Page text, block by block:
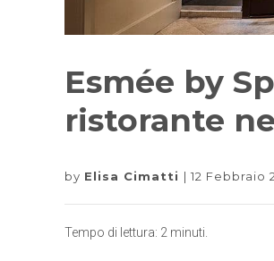
Esmée by
ristorante
by Elisa Cimatti 12 Febbraio
Tempo di lettura: 2 minuti.